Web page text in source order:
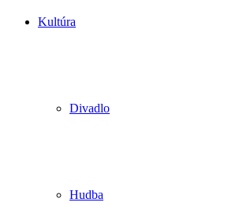
Kultúra
Divadlo
Hudba